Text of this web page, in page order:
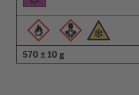
570 ± 10 g